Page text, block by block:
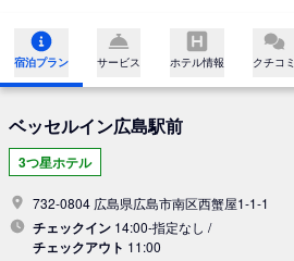
宿泊プラン サービス ホテル情報 クチコミ
ベッセルイン広島駅前
3つ星ホテル
732-0804 広島県広島市南区西蟹屋1-1-1
チェックイン 14:00-指定なし /
チェックアウト 11:00